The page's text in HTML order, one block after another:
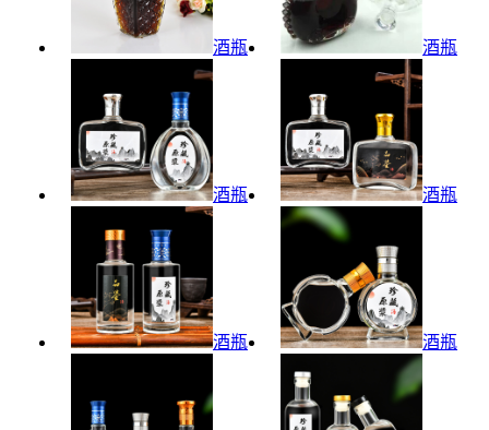
酒瓶 酒瓶
酒瓶 酒瓶
酒瓶 酒瓶